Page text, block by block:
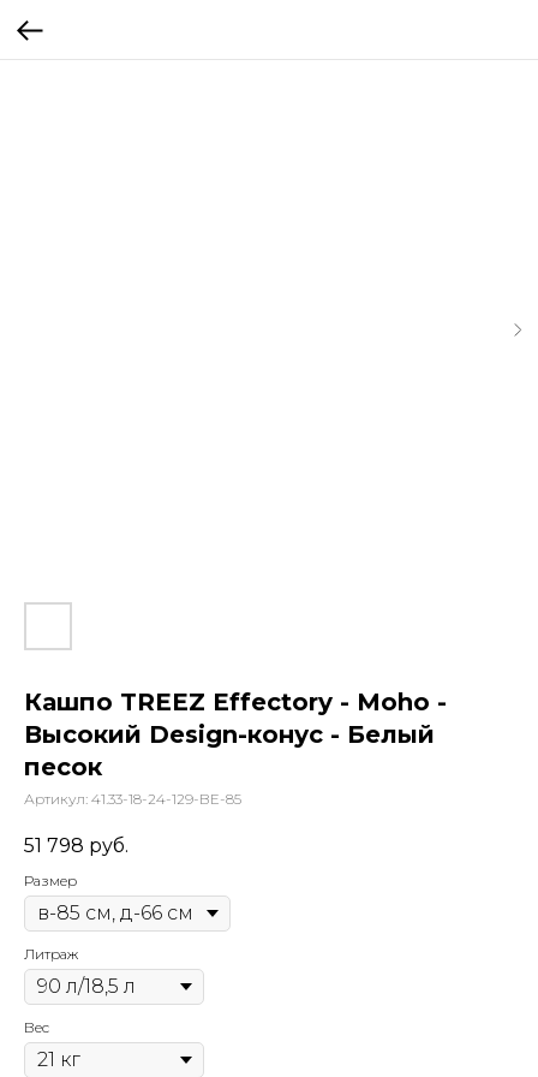
Кашпо TREEZ Effectory - Moho -
Высокий Design-конус - Белый
песок
Артикул: 41.33-18-24-129-BE-85
51 798 руб.
Размер
Литраж
Вес